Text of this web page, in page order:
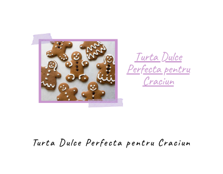
Turta Dulce Perfecta pentru Craciun